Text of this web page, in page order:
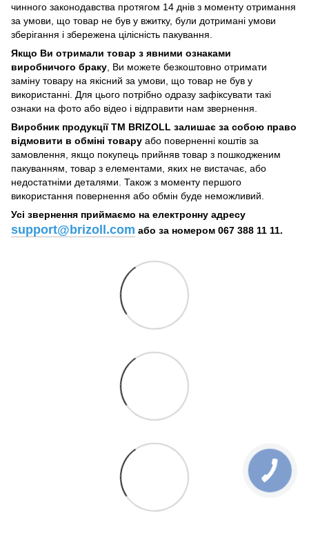
чинного законодавства протягом 14 днів з моменту отримання
за умови, що товар не був у вжитку, були дотримані умови
зберігання і збережена цілісність пакування.
Якщо Ви отримали товар з явними ознаками
виробничого браку , Ви можете безкоштовно отримати
заміну товару на якісний за умови, що товар не був у
використанні. Для цього потрібно одразу зафіксувати такі
ознаки на фото або відео і відправити нам звернення.
Виробник продукції ТМ BRIZOLL залишає за собою право
відмовити в обміні товару або поверненні коштів за
замовлення, якщо покупець прийняв товар з пошкодженим
пакуванням, товар з елементами, яких не вистачає, або
недостатніми деталями. Також з моменту першого
використання повернення або обмін буде неможливий.
Усі звернення приймаємо на електронну адресу
support@brizoll.com або за номером 067 388 11 11.